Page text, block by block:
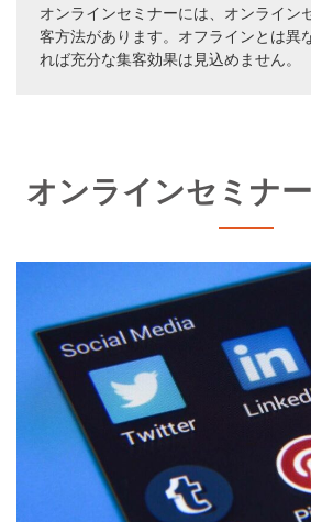
オンラインセミナーには、オンライン
客方法があります。オフラインとは異
れば充分な集客効果は見込めません。
オンラインセミナ